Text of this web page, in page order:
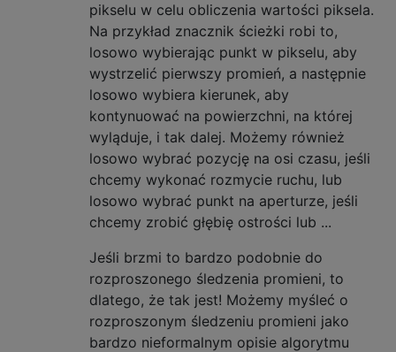
pikselu w celu obliczenia wartości piksela.
Na przykład znacznik ścieżki robi to,
losowo wybierając punkt w pikselu, aby
wystrzelić pierwszy promień, a następnie
losowo wybiera kierunek, aby
kontynuować na powierzchni, na której
wyląduje, i tak dalej. Możemy również
losowo wybrać pozycję na osi czasu, jeśli
chcemy wykonać rozmycie ruchu, lub
losowo wybrać punkt na aperturze, jeśli
chcemy zrobić głębię ostrości lub ...
Jeśli brzmi to bardzo podobnie do
rozproszonego śledzenia promieni, to
dlatego, że tak jest! Możemy myśleć o
rozproszonym śledzeniu promieni jako
bardzo nieformalnym opisie algorytmu